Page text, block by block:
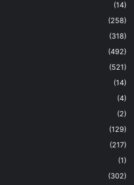
(14)
(258)
(318)
(492)
(521)
(14)
(4)
(2)
(129)
(217)
(1)
(302)